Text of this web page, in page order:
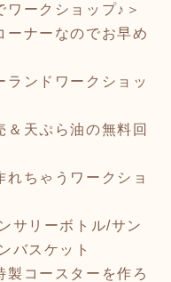
ワークショップ♪＞
ーナーなのでお早め
ンドワークショッ
＆天ぷら油の無料回
ちゃうワークショ
サリーボトル/サン
バスケット
コースターを作ろ